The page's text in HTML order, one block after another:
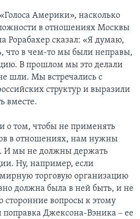
Америки», насколько
в отношениях Москвы
Рорабахер сказал: «Я думаю,
что в чем-то мы были неправы,
В прошлом мы это делали
шли. Мы встречались с
структур и выразили
вместе.
о том, чтобы не применять
в отношениях, нам нужны
И мы не должны держать
Ну, например, если
торговую организацию
должна была в ней быть, и не
сторонние вопросы к этому
Джексона-Вэника – ее